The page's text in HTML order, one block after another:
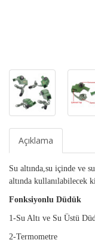
Açıklama
Su altında,su içinde ve
altında kullanılabilecek
Fonksiyonlu Düdük
1-Su Altı ve Su Üstü
2-Termometre